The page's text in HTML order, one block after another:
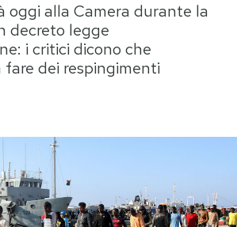
Storie/Idee
Ok Boomer!
Media
Europa
oggi alla Camera durante la
decreto legge
i critici dicono che
fare dei respingimenti